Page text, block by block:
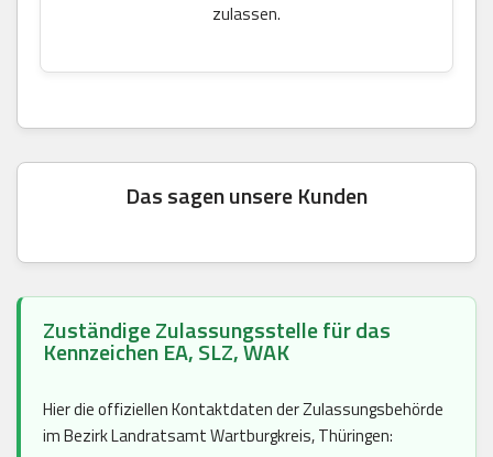
zulassen.
Das sagen unsere Kunden
Zuständige Zulassungsstelle für das
Kennzeichen EA, SLZ, WAK
Hier die offiziellen Kontaktdaten der Zulassungsbehörde
im Bezirk Landratsamt Wartburgkreis, Thüringen: